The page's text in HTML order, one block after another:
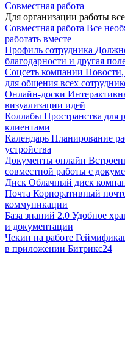
Совместная работа
Для организации работы
Совместная работа Все
работать вместе
Профиль сотрудника
благодарности и другая
Соцсеть компании
для общения всех
Онлайн-доски
визуализации идей
Коллабы Пространства
клиентами
Календарь Планирование
устройства
Документы онлайн
совместной работы с
Диск Облачный диск
Почта Корпоративный
коммуникации
База знаний 2.0 Удобное
и документации
Чекин на работе
в приложении Битрикс24